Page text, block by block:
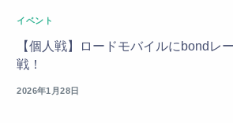
イベント
【個人戦】ロードモバイルにbondレ
戦！
2026年1月28日